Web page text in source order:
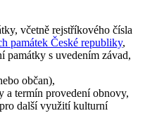
včetně rejstříkového čísla
památek České republiky,
památky s uvedením závad,
občan),
a termín provedení obnovy,
další využití kulturní